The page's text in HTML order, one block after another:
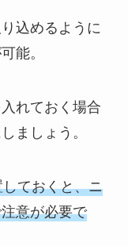
込めるように
能。
れておく場合
ましょう。
ておくと、ニ
意が必要で